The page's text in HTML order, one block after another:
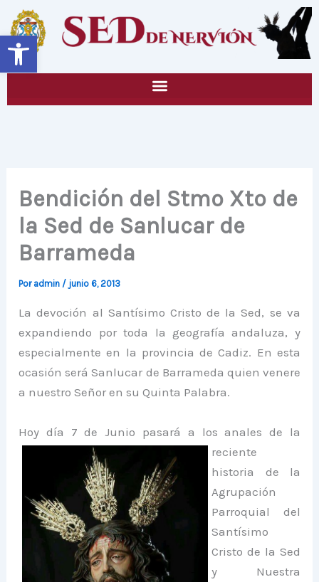
Abrir barra de herramientas
contenido
Bendición del Stmo Xto de
la Sed de Sanlucar de
Barrameda
Por admin / junio 6, 2013
La devoción al Santísimo Cristo de la Sed, se va
expandiendo por toda la geografía andaluza, y
especialmente en la provincia de Cadiz. En esta
ocasión será Sanlucar de Barrameda quien venere
a nuestro Señor en su Quinta Palabra.
Hoy día 7 de Junio pasará a los analesde la
reciente
historia de la
Agrupación
Parroquial del
Santísimo
Cristo de la Sed
y Nuestra